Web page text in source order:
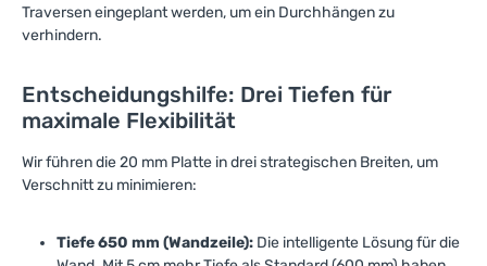
Traversen eingeplant werden, um ein Durchhängen zu
verhindern.
Entscheidungshilfe: Drei Tiefen für
maximale Flexibilität
Wir führen die 20 mm Platte in drei strategischen Breiten, um
Verschnitt zu minimieren:
Tiefe 650 mm (Wandzeile): Die intelligente Lösung für die